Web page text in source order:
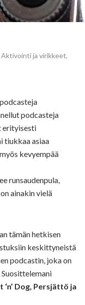
Aktivointi ja virikkeet,
podcasteja
erityisesti
tiukkaa asiaa
kevyempää
runsaudenpula,
ainakin vielä
tämän hetkisen
keskittyneistä
podcastin, joka on
‘n’ Dog, Persjättö ja